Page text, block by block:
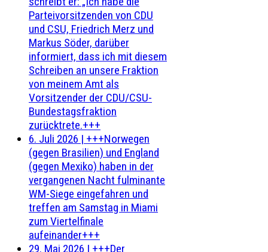
Parteivorsitzenden von CDU
und CSU, Friedrich Merz und
Markus Söder, darüber
informiert, dass ich mit diesem
Schreiben an unsere Fraktion
von meinem Amt als
Vorsitzender der CDU/CSU-
Bundestagsfraktion
zurücktrete.+++
6. Juli 2026 | +++Norwegen
(gegen Brasilien) und England
(gegen Mexiko) haben in der
vergangenen Nacht fulminante
WM-Siege eingefahren und
treffen am Samstag in Miami
zum Viertelfinale
aufeinander+++
29. Mai 2026 | +++Der